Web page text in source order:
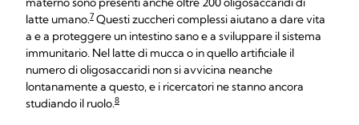
latte umano.7 Questi zuccheri complessi aiutano a dare vita
a e a proteggere un intestino sano e a sviluppare il sistema
immunitario. Nel latte di mucca o in quello artificiale il
numero di oligosaccaridi non si avvicina neanche
lontanamente a questo, e i ricercatori ne stanno ancora
studiando il ruolo.8